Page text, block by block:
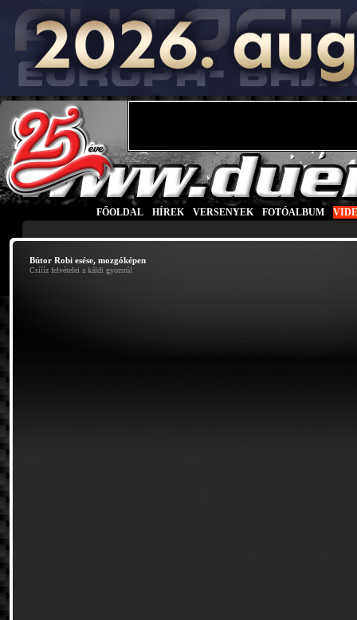
FŐOLDAL HÍREK VERSENYEK FOTÓALBUM
Bútor Robi esése, mozgóképen
Csíííz felvételei a káldi gyorsról